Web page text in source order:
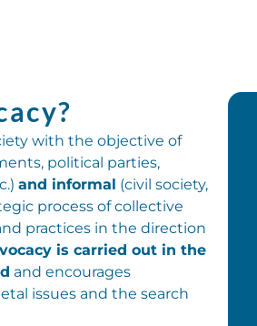
with the objective of
political parties,
and informal (civil society,
process of collective
practices in the direction
is carried out in the
and encourages
issues and the search